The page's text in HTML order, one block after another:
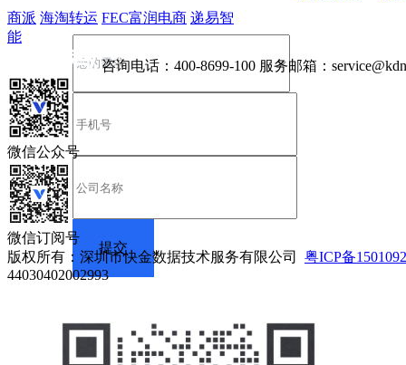
商派 海淘转运 FEC富润电商 递易智
能
咨询电话： 400-8699-100 服务邮箱：
微信公众号
微信订阅号
版权所有：深圳市快金数据技术服务有限公司 粤ICP备
44030402002993